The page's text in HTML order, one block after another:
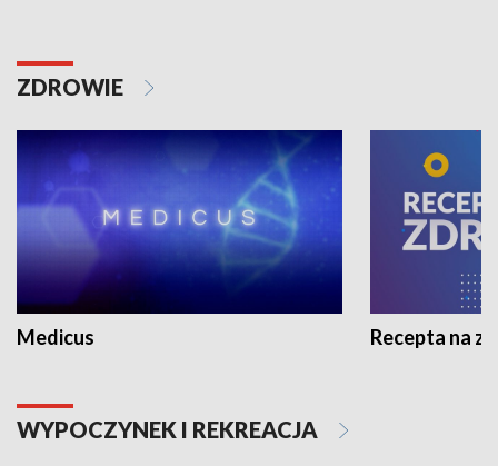
ZDROWIE
Medicus Recepta na
WYPOCZYNEK I REKREACJA